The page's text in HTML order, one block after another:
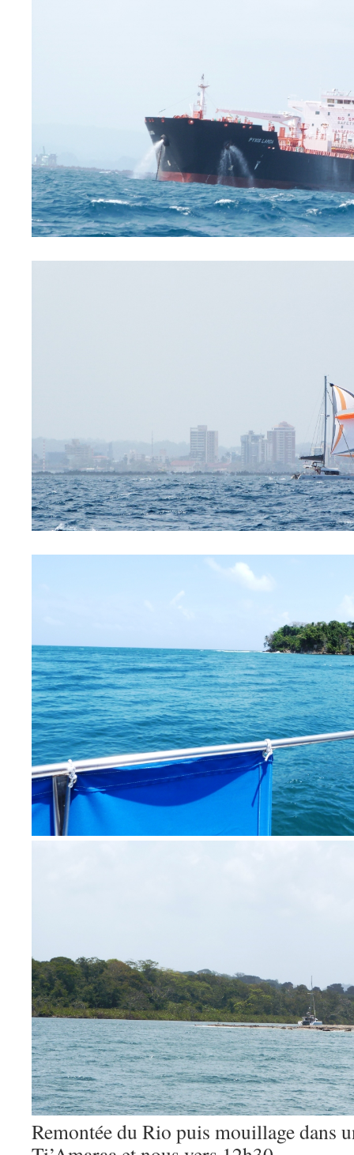
Remontée du Rio puis mouillage dans